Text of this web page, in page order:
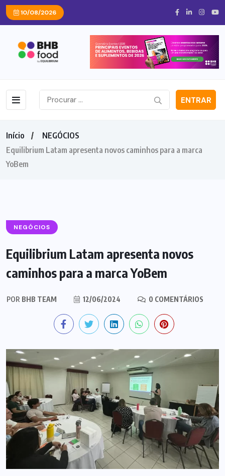
10/08/2026
ENTRAR
Início
NEGÓCIOS
Equilibrium Latam apresenta novos caminhos para a marca
YoBem
NEGÓCIOS
Equilibrium Latam apresenta novos
caminhos para a marca YoBem
POR BHB TEAM 12/06/2024 0 COMENTÁRIOS